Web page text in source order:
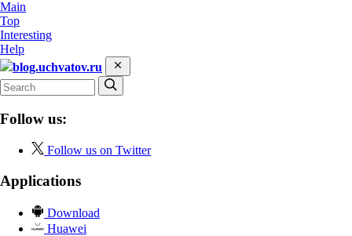
Main
Top
Interesting
Help
blog.uchvatov.ru
Follow us:
Follow us on Twitter
Applications
Download
Huawei